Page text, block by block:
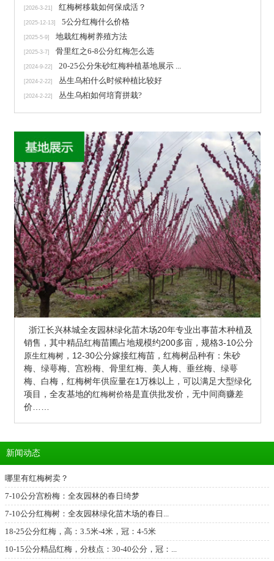
[2026-3-21] 红梅树移栽如何保成活？
[2025-12-13] 5公分红梅什么价格
[2025-5-9] 地栽红梅树养殖方法
[2025-3-7] 骨里红之6-8公分红梅怎么选
[2024-9-22] 20-25公分朱砂红梅种植基地展示 ...
[2024-2-22] 丛生乌桕什么时候种植比较好
[2024-2-22] 丛生乌桕如何培育拼栽?
浙江长兴林城全友园林绿化苗木场20年专业出事苗木种植及
销售，其中精品红梅苗圃占地规模约200多亩， 规格3-10公分
原生红梅树，12-30公分嫁接红梅苗，红梅树品种有：朱砂
梅、绿萼梅、宫粉梅、骨里红梅、美人梅、垂丝梅、绿萼
梅、白梅，红梅树年供应量在1万株以上，可以满足大型绿化
项目，全友基地的红梅树价格是直供批发价，无中间商赚差
价……
新闻动态
哪里有红梅树卖？
7-10公分宫粉梅：全友园林的春日绮梦
7-10公分红梅树：全友园林绿化苗木场的春日...
18-25公分红梅，高：3.5米-4米，冠：4-5米
10-15公分精品红梅，分枝点：30-40公分，冠：...